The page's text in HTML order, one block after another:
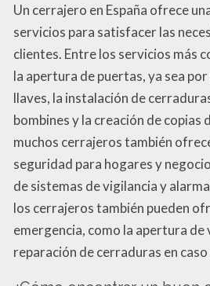
Un cerrajero en España ofrece
servicios para satisfacer las
clientes. Entre los servicios más
la apertura de puertas, ya sea
llaves, la instalación de
bombines y la creación de copias
muchos cerrajeros también
seguridad para hogares y
de sistemas de vigilancia y
los cerrajeros también pueden
emergencia, como la apertura de
reparación de cerraduras en